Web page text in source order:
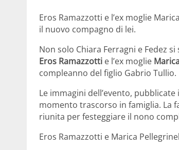
Eros Ramazzotti e l’ex moglie
il nuovo compagno di lei.
Non solo Chiara Ferragni e Fedez
Eros Ramazzotti e l’ex moglie
compleanno del figlio Gabrio Tullio.
Le immagini dell’evento,
momento trascorso in famiglia. La
riunita per festeggiare il nono
Eros Ramazzotti e Marica